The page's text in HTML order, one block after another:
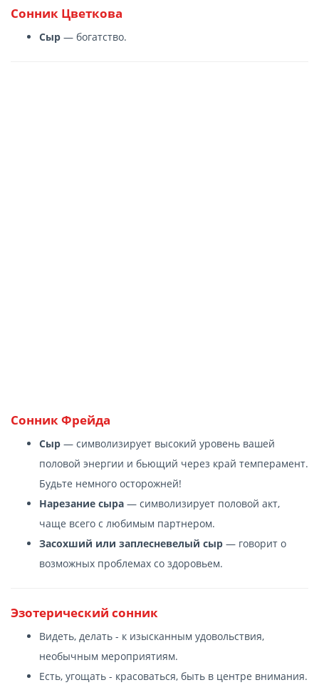
Сонник Цветкова
Сыр — богатство.
Сонник Фрейда
Сыр — символизирует высокий уровень вашей
половой энергии и бьющий через край темперамент.
Будьте немного осторожней!
Нарезание сыра — символизирует половой акт,
чаще всего с любимым партнером.
Засохший или заплесневелый сыр — говорит о
возможных проблемах со здоровьем.
Эзотерический сонник
Видеть, делать - к изысканным удовольствия,
необычным мероприятиям.
Есть, угощать - красоваться, быть в центре внимания.